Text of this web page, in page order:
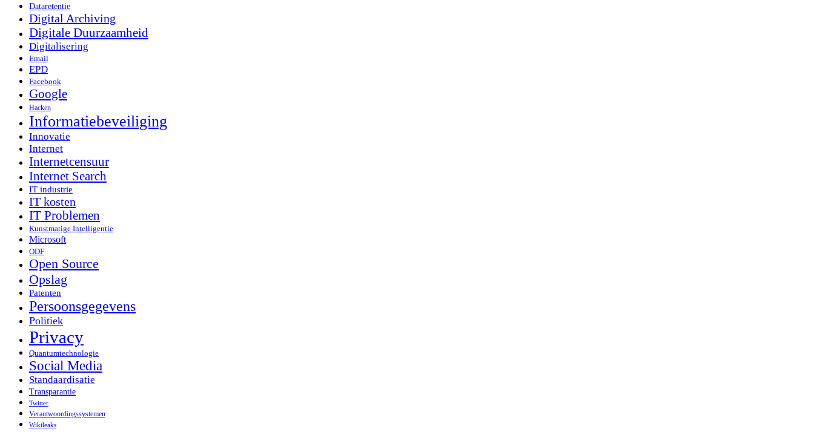
Dataretentie
Digital Archiving
Digitale Duurzaamheid
Digitalisering
Email
EPD
Facebook
Google
Hacken
Informatiebeveiliging
Innovatie
Internet
Internetcensuur
Internet Search
IT industrie
IT kosten
IT Problemen
Kunstmatige Intelligentie
Microsoft
ODF
Open Source
Opslag
Patenten
Persoonsgegevens
Politiek
Privacy
Quantumtechnologie
Social Media
Standaardisatie
Transparantie
Twitter
Verantwoordingssystemen
Wikileaks